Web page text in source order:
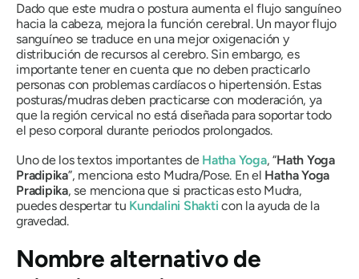
Dado que este mudrao postura aumenta el flujo sanguíneo
hacia la cabeza, mejora la función cerebral. Un mayor flujo
sanguíneo se traduce en una mejor oxigenación y
distribución de recursos al cerebro. Sin embargo, es
importante tener en cuenta que no deben practicarlo
personas con problemas cardíacos o hipertensión. Estas
posturas/mudrasdeben practicarse con moderación, ya
que la región cervical no está diseñada para soportar todo
el peso corporal durante periodos prolongados.
Uno de los textos importantes de Hatha Yoga, “Hath Yoga
Pradipika”, menciona esto Mudra/Pose. En el Hatha Yoga
Pradipika, se menciona que si practicas esto Mudra,
puedes despertar tu Kundalini Shakti con la ayuda de la
gravedad.
Nombre alternativo de